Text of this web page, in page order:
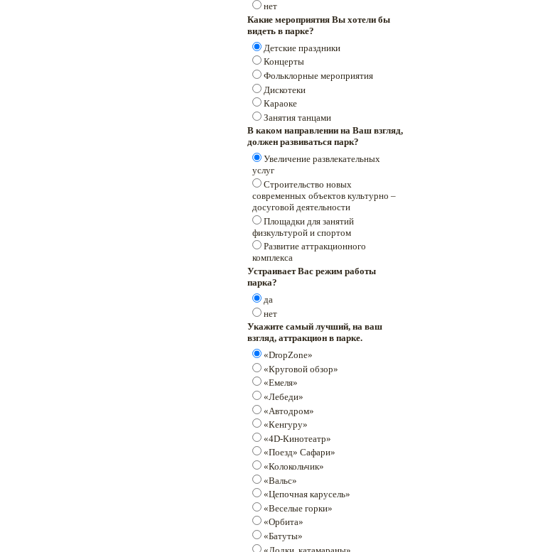
нет
Какие мероприятия Вы хотели бы
видеть в парке?
Детские праздники
Концерты
Фольклорные мероприятия
Дискотеки
Караоке
Занятия танцами
В каком направлении на Ваш взгляд,
должен развиваться парк?
Увеличение развлекательных
услуг
Строительство новых
современных объектов культурно –
досуговой деятельности
Площадки для занятий
физкультурой и спортом
Развитие аттракционного
комплекса
Устраивает Вас режим работы
парка?
да
нет
Укажите самый лучший, на ваш
взгляд, аттракцион в парке.
«DropZone»
«Круговой обзор»
«Емеля»
«Лебеди»
«Автодром»
«Кенгуру»
«4D-Кинотеатр»
«Поезд» Сафари»
«Колокольчик»
«Вальс»
«Цепочная карусель»
«Веселые горки»
«Орбита»
«Батуты»